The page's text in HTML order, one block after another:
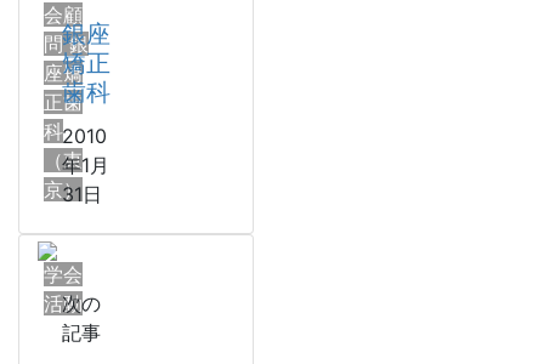
会顧
問 銀
座矯
正歯
科
（東
京）
銀座
矯正
歯科
2010
年1月
31日
学会
活動次の
記事